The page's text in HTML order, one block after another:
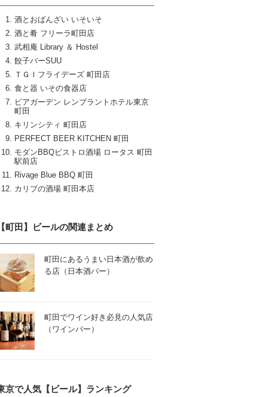
酒とおばんざい いそいそ
酒と肴 フリーラ町田店
武相庵 Library ＆ Hostel
餃子バーSUU
ＴＧＩフライデーズ 町田店
食と器 いその食器店
ビアガーデン レンブラントホテル東京
町田
キリンシティ 町田店
PERFECT BEER KITCHEN 町田
モダンBBQビストロ酒場 ロータス 町田
駅前店
Rivage Blue BBQ 町田
カリブの酒場 町田本店
【町田】ビールの関連まとめ
町田にあるうまい日本酒が飲め
る店（日本酒バー）
町田でワイン好き必見の人気店
（ワインバー）
京で人気【ビール】ランキング